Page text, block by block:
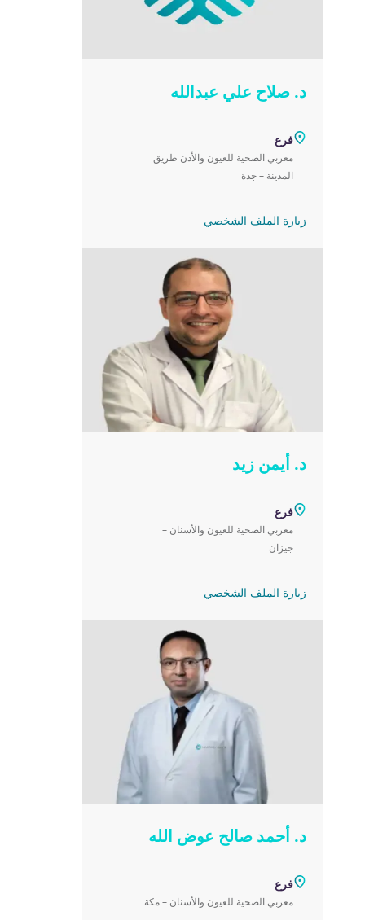
د. صلاح علي عبدالله
فرع
مغربي الصحية للعيون والأذن طريق
المدينة – جدة‎
زيارة الملف الشخصي
د. أيمن زيد
فرع
مغربي الصحية للعيون والأسنان –
جيزان
زيارة الملف الشخصي
د. أحمد صالح عوض الله
فرع
مغربي الصحية للعيون والأسنان – مكة